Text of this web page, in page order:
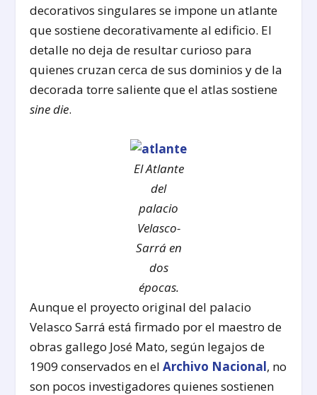
decorativos singulares se impone un atlante
que sostiene decorativamente al edificio. El
detalle no deja de resultar curioso para
quienes cruzan cerca de sus dominios y de la
decorada torre saliente que el atlas sostiene
sine die.
El Atlante
del
palacio
Velasco-
Sarrá en
dos
épocas.
Aunque el proyecto original del palacio
Velasco Sarrá está firmado por el maestro de
obras gallego José Mato, según legajos de
1909 conservados en elArchivo Nacional, no
son pocos investigadores quienes sostienen